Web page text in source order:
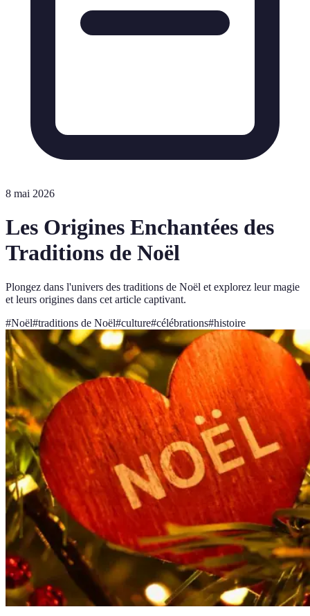
8 mai 2026
Les Origines Enchantées des
Traditions de Noël
Plongez dans l'univers des traditions de Noël et explorez leur magie
et leurs origines dans cet article captivant.
#Noël#traditions de Noël#culture#célébrations#histoire